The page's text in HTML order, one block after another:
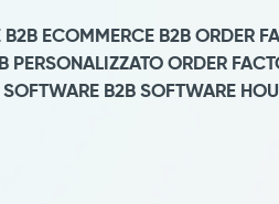
B2B ECOMMERCE B2B ORDER
PERSONALIZZATO ORDER
SOFTWARE B2B SOFTWARE